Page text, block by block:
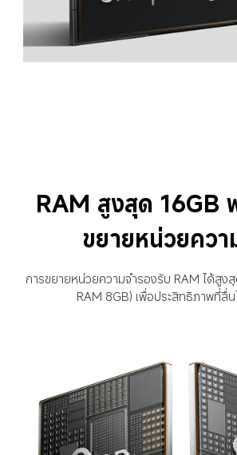
RAM สูงสุด 16GB
ขยายหน่วยควา
การขยายหน่วยความจำรองรับ RAM ได้สูง
RAM 8GB) เพื่อประสิทธิภาพที่ลื่